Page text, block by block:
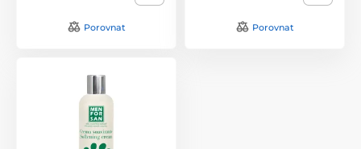
Porovnat Porovnat